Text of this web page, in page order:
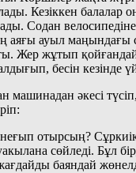
Кезіккен балалар
Содан
аяғы ауыл
Жер жұтып
бесін кезінде
машинадан әкесі
отырсың? Сұркиік
сөйледі. Бұл
баяндай